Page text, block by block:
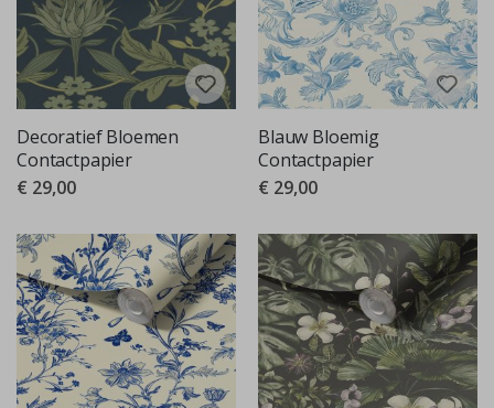
Decoratief Bloemen
Contactpapier
€ 29,00
Blauw Bloemig
Contactpapier
€ 29,00